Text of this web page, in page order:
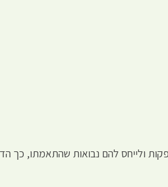
ולייחס להם נבואות שהתאמתו, כך